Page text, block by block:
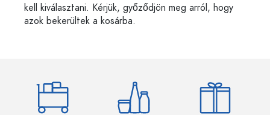
kell kiválasztani. Kérjük, győződjön meg arról, hogy
azok bekerültek a kosárba.